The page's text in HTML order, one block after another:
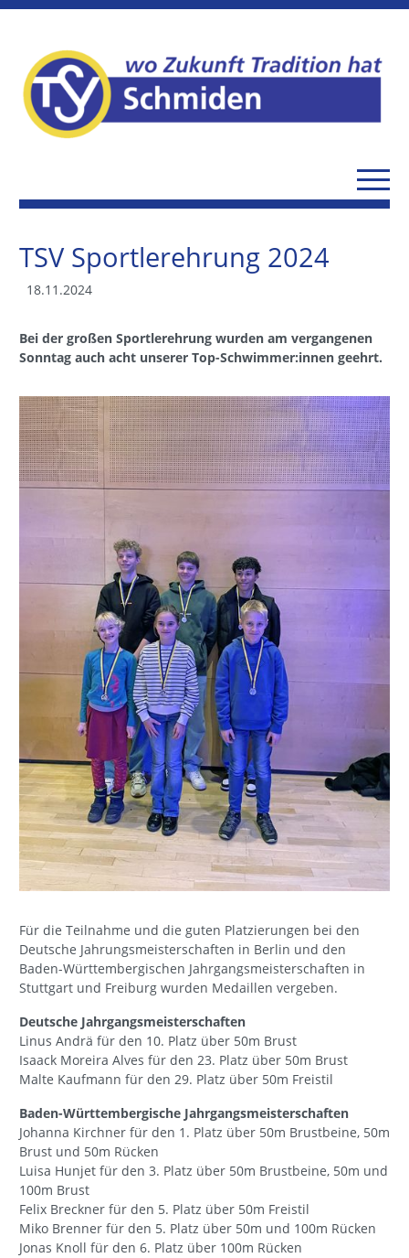
TSV Sportlerehrung 2024
18.11.2024
Bei der großen Sportlerehrung wurden am vergangenen
Sonntag auch acht unserer Top-Schwimmer:innen geehrt.
Für die Teilnahme und die guten Platzierungen bei den
Deutsche Jahrungsmeisterschaften in Berlin und den
Baden-Württembergischen Jahrgangsmeisterschaften in
Stuttgart und Freiburg wurden Medaillen vergeben.
Deutsche Jahrgangsmeisterschaften
Linus Andrä für den 10. Platz über 50m Brust
Isaack Moreira Alves für den 23. Platz über 50m Brust
Malte Kaufmann für den 29. Platz über 50m Freistil
Baden-Württembergische Jahrgangsmeisterschaften
Johanna Kirchner für den 1. Platz über 50m Brustbeine, 50m
Brust und 50m Rücken
Luisa Hunjet für den 3. Platz über 50m Brustbeine, 50m und
100m Brust
Felix Breckner für den 5. Platz über 50m Freistil
Miko Brenner für den 5. Platz über 50m und 100m Rücken
Jonas Knoll für den 6. Platz über 100m Rücken